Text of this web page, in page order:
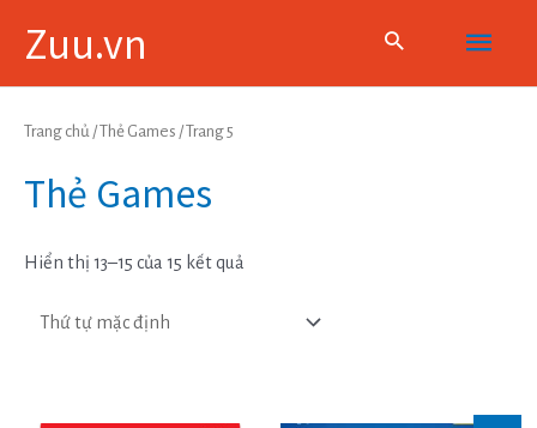
Zuu.vn
Main
Menu
Trang chủ /Thẻ Games / Trang 5
Thẻ Games
Hiển thị 13–15 của 15 kết quả